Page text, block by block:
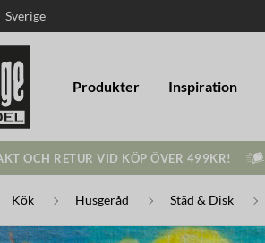
Sverige
Produkter Inspiration
OCH RETUR VID KÖP ÖVER 499KR!
Kök Husgeråd Städ & Disk